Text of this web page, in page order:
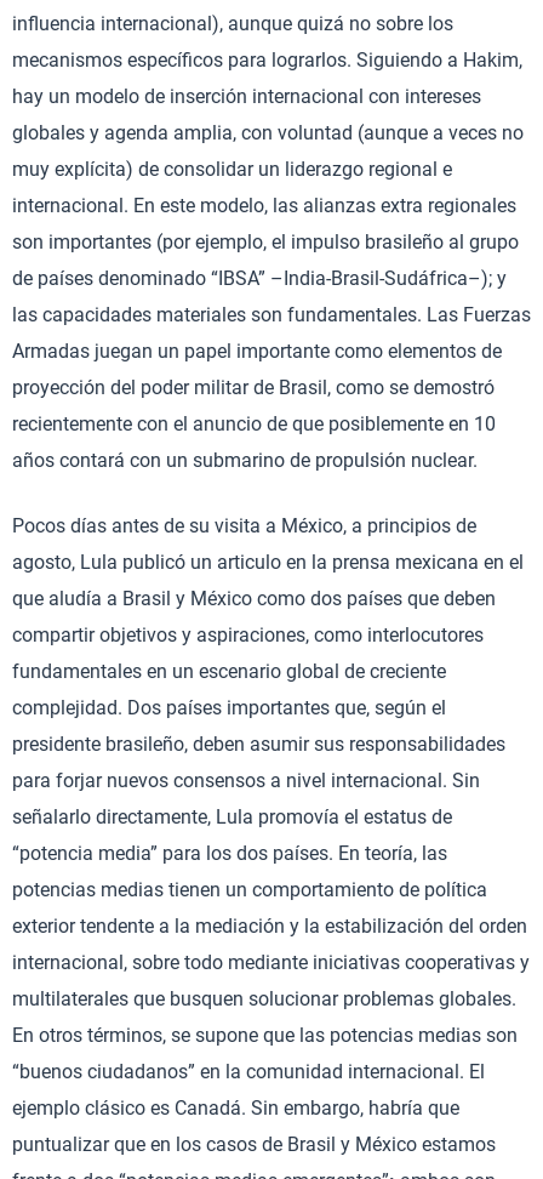
influencia internacional), aunque quizá no sobre los
mecanismos específicos para lograrlos. Siguiendo a Hakim,
hay un modelo de inserción internacional con intereses
globales y agenda amplia, con voluntad (aunque a veces no
muy explícita) de consolidar un liderazgo regional e
internacional. En este modelo, las alianzas extra regionales
son importantes (por ejemplo, el impulso brasileño al grupo
de países denominado “IBSA” –India-Brasil-Sudáfrica–); y
las capacidades materiales son fundamentales. Las Fuerzas
Armadas juegan un papel importante como elementos de
proyección del poder militar de Brasil, como se demostró
recientemente con el anuncio de que posiblemente en 10
años contará con un submarino de propulsión nuclear.
Pocos días antes de su visita a México, a principios de
agosto, Lula publicó un articulo en la prensa mexicana en el
que aludía a Brasil y México como dos países que deben
compartir objetivos y aspiraciones, como interlocutores
fundamentales en un escenario global de creciente
complejidad. Dos países importantes que, según el
presidente brasileño, deben asumir sus responsabilidades
para forjar nuevos consensos a nivel internacional. Sin
señalarlo directamente, Lula promovía el estatus de
“potencia media” para los dos países. En teoría, las
potencias medias tienen un comportamiento de política
exterior tendente a la mediación y la estabilización del orden
internacional, sobre todo mediante iniciativas cooperativas y
multilaterales que busquen solucionar problemas globales.
En otros términos, se supone que las potencias medias son
“buenos ciudadanos” en la comunidad internacional. El
ejemplo clásico es Canadá. Sin embargo, habría que
puntualizar que en los casos de Brasil y México estamos